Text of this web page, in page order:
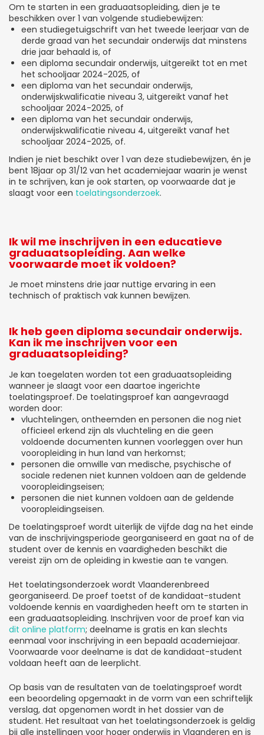
Om te starten in een graduaatsopleiding, dien je te
beschikken over 1 van volgende studiebewijzen:
een studiegetuigschrift van het tweede leerjaar van de
derde graad van het secundair onderwijs dat minstens
drie jaar behaald is, of
een diploma secundair onderwijs, uitgereikt tot en met
het schooljaar 2024-2025, of
een diploma van het secundair onderwijs,
onderwijskwalificatie niveau 3, uitgereikt vanaf het
schooljaar 2024-2025, of
een diploma van het secundair onderwijs,
onderwijskwalificatie niveau 4, uitgereikt vanaf het
schooljaar 2024-2025, of.
Indien je niet beschikt over 1 van deze studiebewijzen, én je
bent 18jaar op 31/12 van het academiejaar waarin je wenst
in te schrijven, kan je ook starten, op voorwaarde dat je
slaagt voor een toelatingsonderzoek.
Ik wil me inschrijven in een educatieve
graduaatsopleiding. Aan welke
voorwaarde moet ik voldoen?
Je moet minstens drie jaar nuttige ervaring in een
technisch of praktisch vak kunnen bewijzen.
Ik heb geen diploma secundair onderwijs.
Kan ik me inschrijven voor een
graduaatsopleiding?
Je kan toegelaten worden tot een graduaatsopleiding
wanneer je slaagt voor een daartoe ingerichte
toelatingsproef. De toelatingsproef kan aangevraagd
worden door:
vluchtelingen, ontheemden en personen die nog niet
officieel erkend zijn als vluchteling en die geen
voldoende documenten kunnen voorleggen over hun
vooropleiding in hun land van herkomst;
personen die omwille van medische, psychische of
sociale redenen niet kunnen voldoen aan de geldende
vooropleidingseisen;
personen die niet kunnen voldoen aan de geldende
vooropleidingseisen.
De toelatingsproef wordt uiterlijk de vijfde dag na het einde
van de inschrijvingsperiode georganiseerd en gaat na of de
student over de kennis en vaardigheden beschikt die
vereist zijn om de opleiding in kwestie aan te vangen.
Het toelatingsonderzoek wordt Vlaanderenbreed
georganiseerd. De proef toetst of de kandidaat-student
voldoende kennis en vaardigheden heeft om te starten in
een graduaatsopleiding. Inschrijven voor de proef kan via
dit online platform; deelname is gratis en kan slechts
eenmaal voor inschrijving in een bepaald academiejaar.
Voorwaarde voor deelname is dat de kandidaat-student
voldaan heeft aan de leerplicht.
Op basis van de resultaten van de toelatingsproef wordt
een beoordeling opgemaakt in de vorm van een schriftelijk
verslag, dat opgenomen wordt in het dossier van de
student. Het resultaat van het toelatingsonderzoek is geldig
bij alle instellingen voor hoger onderwijs in Vlaanderen en is